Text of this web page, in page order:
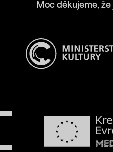
Moc děkujeme,